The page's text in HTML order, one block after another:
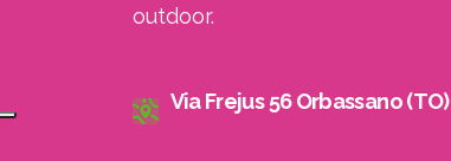
outdoor.
Via Frejus 56 Orbassano (TO)